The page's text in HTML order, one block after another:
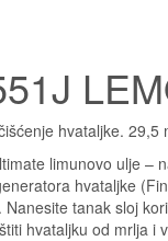
hvataljke. 29,5
limunovo ulje –
hvataljke
tanak sloj
hvataljku od mrlja